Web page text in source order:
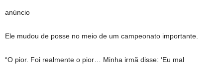
anúncio
Ele mudou de posse no meio de um campeonato importante.
“O pior. Foi realmente o pior… Minha irmã disse: ‘Eu mal